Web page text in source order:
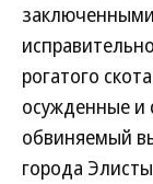
рогатого
осужденные и
обвиняемый
города